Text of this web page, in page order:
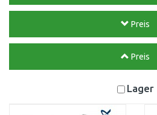
Preis
Preis
Lager